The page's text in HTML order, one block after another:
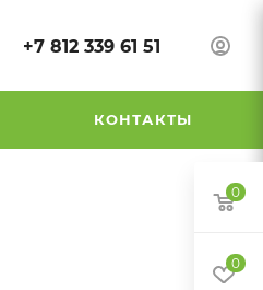
+7 812 339 61 51
КОНТАКТЫ
0
0